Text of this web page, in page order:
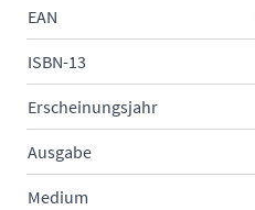
EAN
ISBN-13
Erscheinungsjahr
Ausgabe
Medium